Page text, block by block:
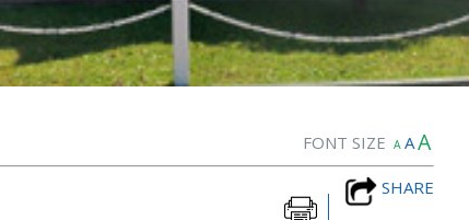
FONT SIZE A AA
SHARE